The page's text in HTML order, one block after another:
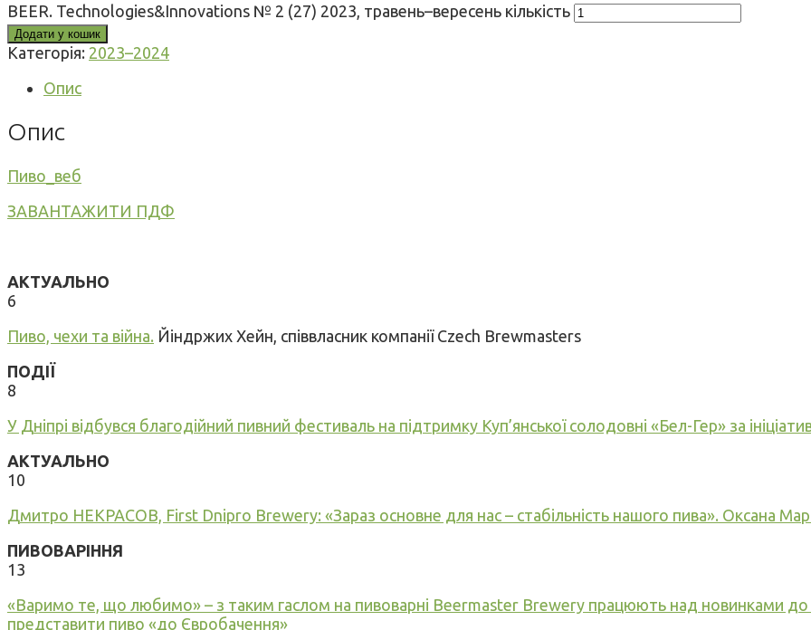
BEER. Technologies&Innovations № 2 (27) 2023, травень–вересень кількість
Додати у кошик
Категорія: 2023–2024
Опис
Опис
Пиво_веб
ЗАВАНТАЖИТИ ПДФ
АКТУАЛЬНО
6
Пиво, чехи та війна. Йіндржих Хейн, співвласник компанії Czech Brewmasters
ПОДIЇ
8
У Дніпрі відбувся благодійний пивний фестиваль на підтримку Куп’янської солодовні «Бел-Гер» за
АКТУАЛЬНО
10
Дмитро НЕКРАСОВ, First Dnipro Brewery: «Зараз основне для нас – стабільність нашого пива». Оксана
ПИВОВАРIННЯ
13
«Варимо те, що любимо» – з таким гаслом на пивоварні Beermaster Brewery працюють над новинками до
представити пиво «до Євробачення»